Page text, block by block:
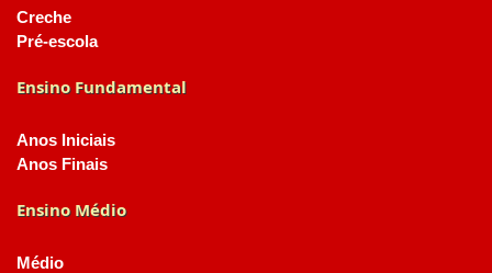
Creche
Pré-escola
Ensino Fundamental
Anos Iniciais
Anos Finais
Ensino Médio
Médio